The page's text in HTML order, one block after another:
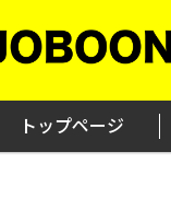
トップページ